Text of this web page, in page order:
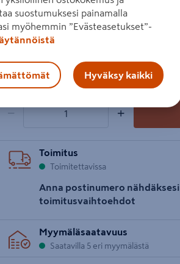
Lue koko tuotekuvaus
kpl
€ / kpl
− +
Toimitus
Toimitettavissa
Anna postinumero nähdäksesi
toimitusvaihtoehdot
Myymäläsaatavuus
Saatavilla 5 eri myymälästä
suostumuksesi painamalla
myöhemmin ”Evästeasetukset”-
Hyväksy kaikki